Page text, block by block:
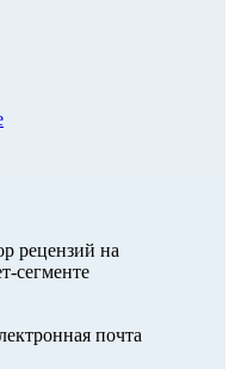
рецензий на
сегменте
почта